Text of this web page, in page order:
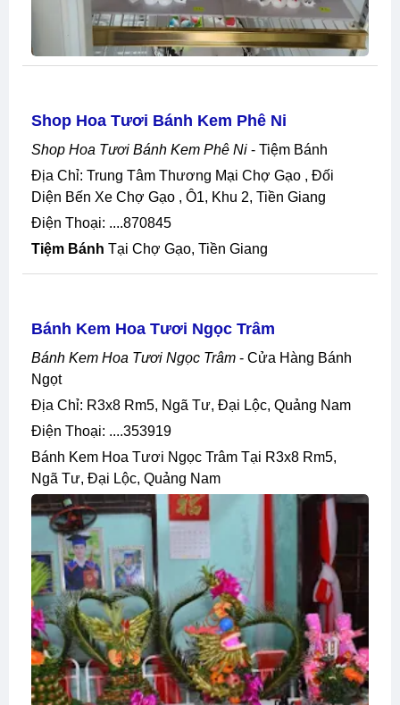
Shop Hoa Tươi Bánh Kem Phê Ni
Shop Hoa Tươi Bánh Kem Phê Ni - Tiệm Bánh
Địa Chỉ: Trung Tâm Thương Mại Chợ Gạo , Đối
Diện Bến Xe Chợ Gạo , Ô1, Khu 2, Tiền Giang
Điện Thoại: ....870845
Tiệm Bánh Tại Chợ Gạo, Tiền Giang
Bánh Kem Hoa Tươi Ngọc Trâm
Bánh Kem Hoa Tươi Ngọc Trâm - Cửa Hàng Bánh
Ngọt
Địa Chỉ: R3x8 Rm5, Ngã Tư, Đại Lộc, Quảng Nam
Điện Thoại: ....353919
Bánh Kem Hoa Tươi Ngọc Trâm Tại R3x8 Rm5,
Ngã Tư, Đại Lộc, Quảng Nam